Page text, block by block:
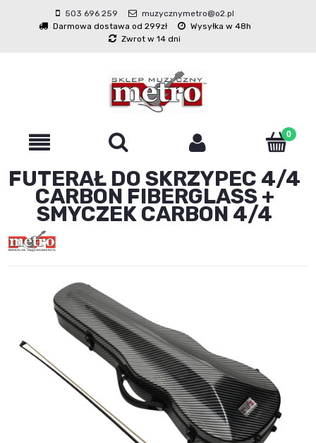
503 696 259
muzycznymetro@o2.pl
Darmowa dostawa od 299zł
Wysyłka w 48h
Zwrot w 14 dni
FUTERAŁ DO SKRZYPEC 4/4
CARBON FIBERGLASS +
SMYCZEK CARBON 4/4